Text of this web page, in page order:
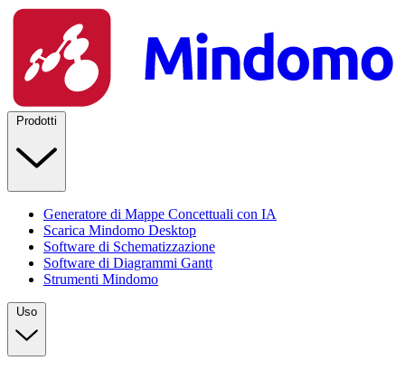
Prodotti
Generatore di Mappe Concettuali con IA
Scarica Mindomo Desktop
Software di Schematizzazione
Software di Diagrammi Gantt
Strumenti Mindomo
Uso